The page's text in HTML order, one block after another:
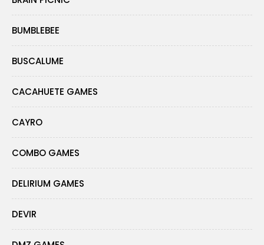
BUMBLEBEE
BUSCALUME
CACAHUETE GAMES
CAYRO
COMBO GAMES
DELIRIUM GAMES
DEVIR